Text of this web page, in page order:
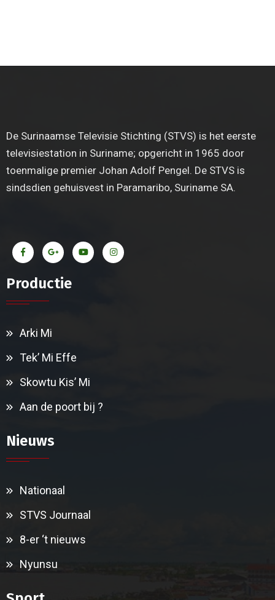
De Surinaamse Televisie Stichting (STVS) is het eerste
televisiestation in Suriname; opgericht in 1965 door
toenmalige premier Johan Adolf Pengel. De STVS is
sindsdien gehuisvest in Paramaribo, Suriname SA.
Productie
Arki Mi
Tek’ Mi Effe
Skowtu Kis’ Mi
Aan de poort bij ?
Nieuws
Nationaal
STVS Journaal
8-er ‘t nieuws
Nyunsu